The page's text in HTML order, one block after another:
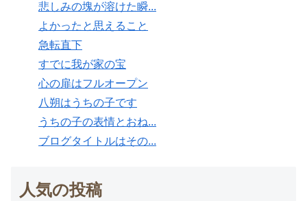
悲しみの塊が溶けた瞬...
よかったと思えること
急転直下
すでに我が家の宝
心の扉はフルオープン
八朔はうちの子です
うちの子の表情とおね...
ブログタイトルはその...
人気の投稿